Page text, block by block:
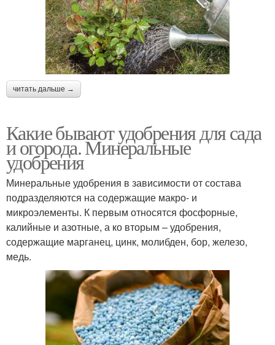
читать дальше →
Какие бывают удобрения для сада
и огорода. Минеральные
удобрения
Минеральные удобрения в зависимости от состава
подразделяются на содержащие макро- и
микроэлементы. К первым относятся фосфорные,
калийные и азотные, а ко вторым – удобрения,
содержащие марганец, цинк, молибден, бор, железо,
медь.